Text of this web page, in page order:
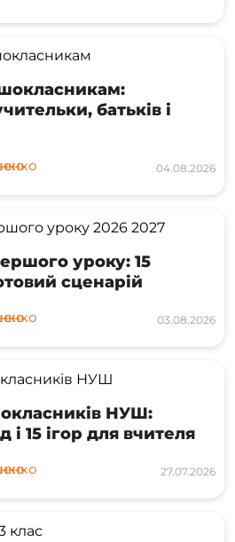
батьків і
04.08.2026
уроку: 15
сценарій
03.08.2026
НУШ:
і 15 ігор для вчителя
27.07.2026